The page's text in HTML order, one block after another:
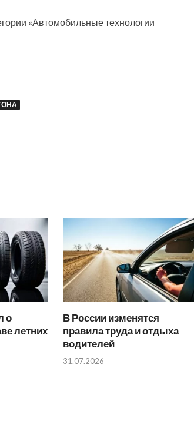
«Автомобильные технологии
о
летних
В России изменятся
правила труда и отдыха
водителей
31.07.2026